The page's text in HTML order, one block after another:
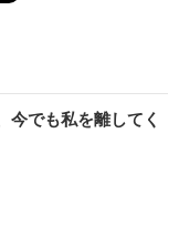
今でも私を離してく